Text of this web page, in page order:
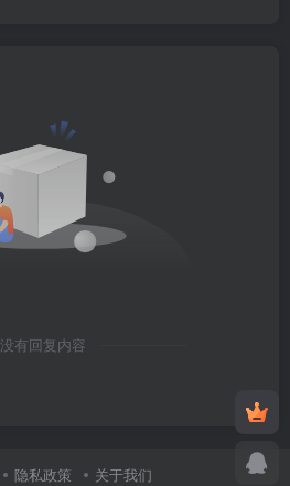
没有回复内容
隐私政策 关于我们